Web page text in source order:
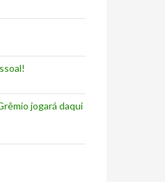
jogará daqui